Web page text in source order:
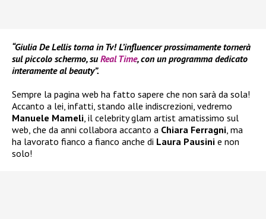
“Giulia De Lellis torna in Tv! L’influencer prossimamente tornerà
sul piccolo schermo, suReal Time, con un programma dedicato
interamente al beauty”.
Sempre la pagina web ha fatto sapere che non sarà da sola!
Accanto a lei, infatti, stando alle indiscrezioni, vedremo
Manuele Mameli, il celebrity glam artist amatissimo sul
web, che da anni collabora accanto a Chiara Ferragni, ma
ha lavorato fianco a fianco anche di Laura Pausini e non
solo!